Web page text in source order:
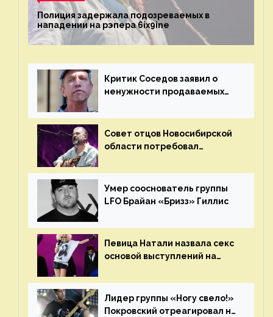
Полиция задержала подозреваемых в
нападении на рэпера 6ix9ine
Критик Соседов заявил о
ненужности продаваемых
Совет отцов Новосибирской
области потребовал
«Сплин»
Умер сооснователь группы
LFO Брайан «Бризз» Гиллис
Певица Натали назвала секс
основой выступлений на
Лидер группы «Ногу свело!»
Покровский отреагировал на